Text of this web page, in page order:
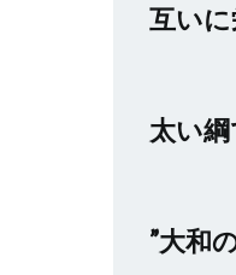
互いに
太い
”大和